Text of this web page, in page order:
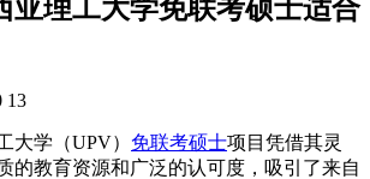
亚理工大学免联考硕士适合
13
大学（UPV） 免联考硕士项目凭借其灵
的教育资源和广泛的认可度，吸引了来自